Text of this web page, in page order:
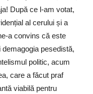
După ce l-am votat,
al cerului și a
a convins că este
pesedistă,
politic, acum
care a făcut praf
viabilă pentru